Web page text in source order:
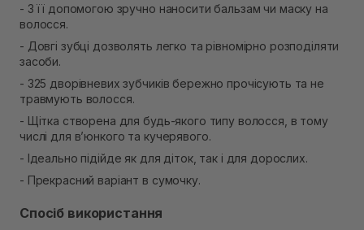
- З її допомогою зручно наносити бальзам чи маску на
волосся.
- Довгі зубці дозволять легко та рівномірно розподіляти
засоби.
- 325 дворівневих зубчиків бережно прочісують та не
травмують волосся.
- Щітка створена для будь-якого типу волосся, в тому
числі для в’юнкого та кучерявого.
- Ідеально підійде як для діток, так і для дорослих.
- Прекрасний варіант в сумочку.
Спосіб використання